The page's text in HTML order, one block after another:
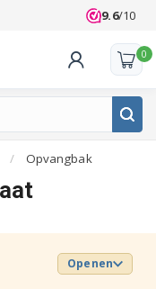
9.6/10
0
/ Opvangbak
Openen